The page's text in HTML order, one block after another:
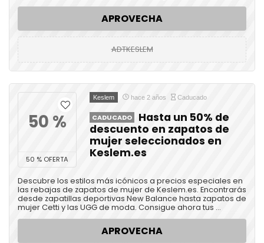
APROVECHA
ADTKESLEM
50 %
50 % OFERTA
Keslem hace 2 años Caducado
CADUCADO
Hasta un 50% de
descuento en zapatos de
mujer seleccionados en
Keslem.es
Descubre los estilos más icónicos a precios especiales en
las rebajas de zapatos de mujer de Keslem.es. Encontrarás
desde zapatillas deportivas New Balance hasta zapatos de
mujer Cetti y las UGG de moda. Consigue ahora tus ...
APROVECHA